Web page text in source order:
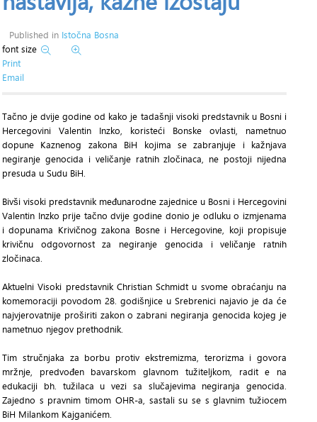
Published in Istočna Bosna
font size
Print
Email
Tačno je dvije godine od kako je tadašnji visoki predstavnik u Bosni i
Hercegovini Valentin Inzko, koristeći Bonske ovlasti, nametnuo
dopune Kaznenog zakona BiH kojima se zabranjuje i kažnjava
negiranje genocida i veličanje ratnih zločinaca, ne postoji nijedna
presuda u Sudu BiH.
Bivši visoki predstavnik međunarodne zajednice u Bosni i Hercegovini
Valentin Inzko prije tačno dvije godine donio je odluku o izmjenama
i dopunama Krivičnog zakona Bosne i Hercegovine, koji propisuje
krivičnu odgovornost za negiranje genocida i veličanje ratnih
zločinaca.
Aktuelni Visoki predstavnik Christian Schmidt u svome obraćanju na
komemoraciji povodom 28. godišnjice u Srebrenici najavio je da će
najvjerovatnije proširiti zakon o zabrani negiranja genocida kojeg je
nametnuo njegov prethodnik.
Tim stručnjaka za borbu protiv ekstremizma, terorizma i govora
mržnje, predvođen bavarskom glavnom tužiteljkom, radit e na
edukaciji bh. tužilaca u vezi sa slučajevima negiranja genocida.
Zajedno s pravnim timom OHR-a, sastali su se s glavnim tužiocem
BiH Milankom Kajganićem.